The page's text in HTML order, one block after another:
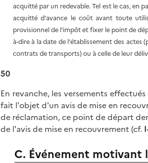
acquitté par un redevable. Tel est le cas, en
acquitté d'avance le coût avant toute
provisionnel de l'impôt et fixer le point de
à-dire à la date de l'établissement des actes
contrats de transports) ou à celle de leur
50
En revanche, les versements
fait l'objet d'un avis de mise en
de réclamation, ce point de départ
de l'avis de mise en recouvrement (cf.
C. Événement motivant